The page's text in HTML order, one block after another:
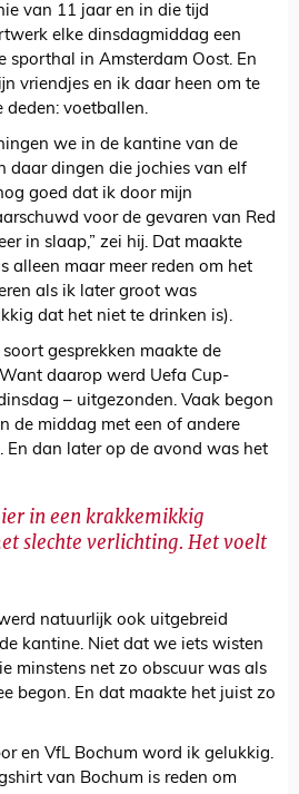
van 11 jaar en in die tijd
elke dinsdagmiddag een
sporthal in Amsterdam Oost. En
vriendjes en ik daar heen om te
voetballen.
we in de kantine van de
daar dingen die jochies van elf
goed dat ik door mijn
voor de gevaren van Red
in slaap,” zei hij. Dat maakte
alleen maar meer reden om het
als ik later groot was
dat het niet te drinken is).
gesprekken maakte de
daarop werd Uefa Cup-
– uitgezonden. Vaak begon
de middag met een of andere
En dan later op de avond was het
in een krakkemikkig
slechte verlichting. Het voelt
natuurlijk ook uitgebreid
kantine. Niet dat we iets wisten
minstens net zo obscuur was als
begon. En dat maakte het juist zo
en VfL Bochum word ik gelukkig.
van Bochum is reden om